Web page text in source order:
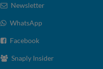
Newsletter
WhatsApp
Facebook
Snaply Insider